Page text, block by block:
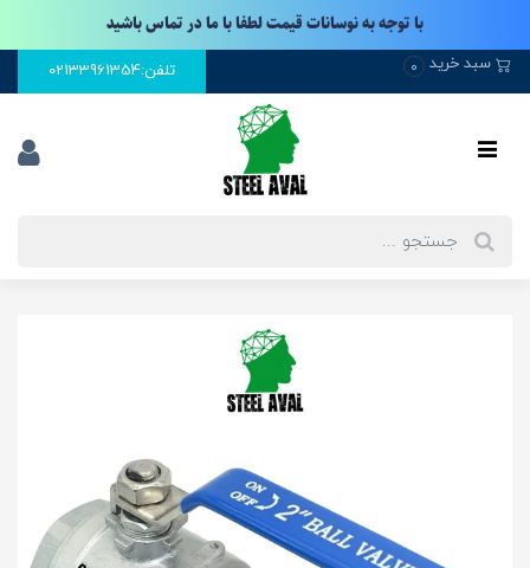
با توجه به نوسانات قیمت لطفا با ما در تماس باشید
سبد خرید 0 تلفن:02133961354